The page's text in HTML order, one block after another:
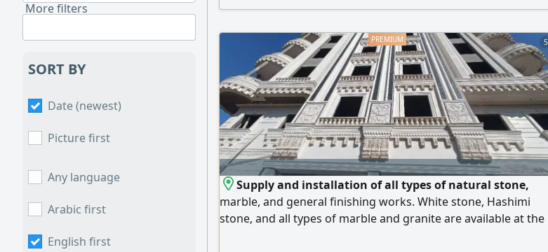
More filters
SORT BY
Date (newest)
Picture first
Any language
Arabic first
English first
5
Supply and installation of all types of natural stone,
marble, and general finishing works. White stone, Hashimi
stone, and all types of marble and granite are available at the